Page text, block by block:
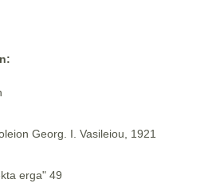
Georg. I. Vasileiou, 1921
erga" 49